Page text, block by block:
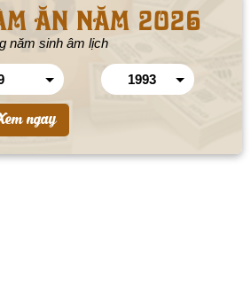
ăn năm 2026
năm sinh âm lịch